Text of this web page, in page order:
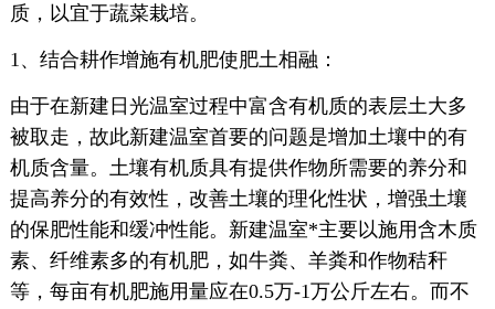
质，以宜于蔬菜栽培。
1、结合耕作增施有机肥使肥土相融：
由于在新建日光温室过程中富含有机质的表层土大多
被取走，故此新建温室首要的问题是增加土壤中的有
机质含量。土壤有机质具有提供作物所需要的养分和
提高养分的有效性，改善土壤的理化性状，增强土壤
的保肥性能和缓冲性能。新建温室*主要以施用含木质
素、纤维素多的有机肥，如牛粪、羊粪和作物秸秆
等，每亩有机肥施用量应在0.5万-1万公斤左右。而不